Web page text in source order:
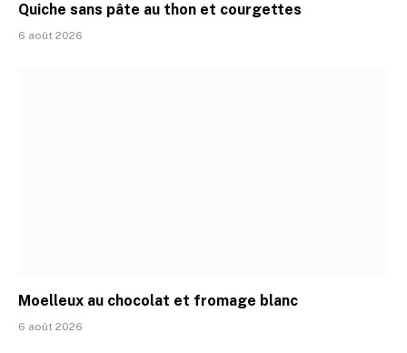
Quiche sans pâte au thon et courgettes
6 août 2026
Moelleux au chocolat et fromage blanc
6 août 2026